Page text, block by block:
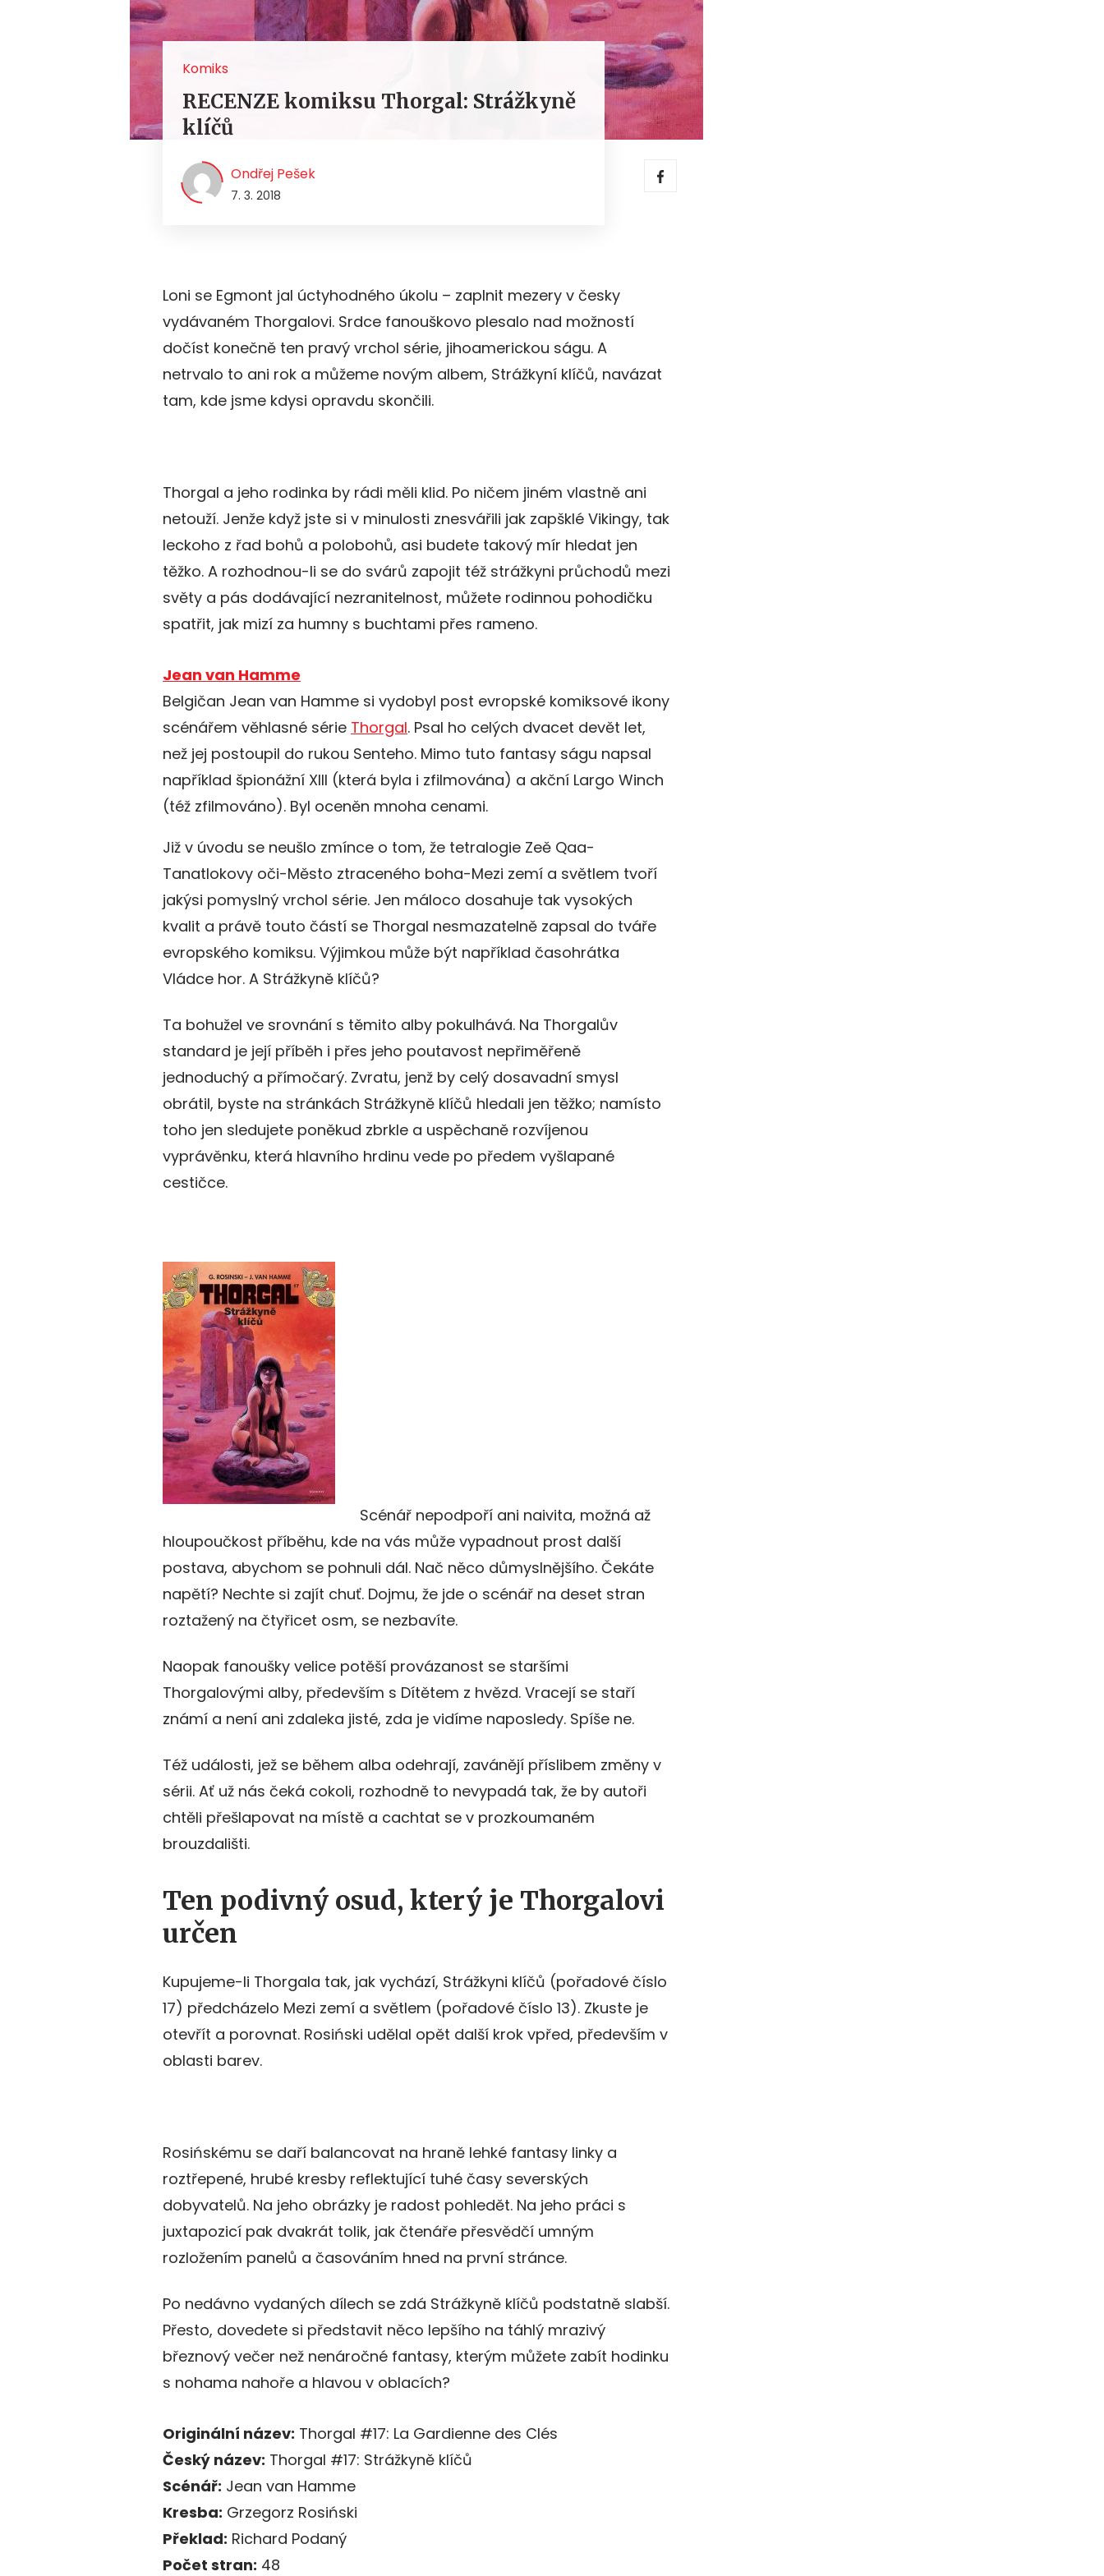
Komiks
RECENZE komiksu Thorgal: Strážkyně
klíčů
Ondřej Pešek
7. 3. 2018
Loni se Egmont jal úctyhodného úkolu – zaplnit mezery v česky
vydávaném Thorgalovi. Srdce fanouškovo plesalo nad možností
dočíst konečně ten pravý vrchol série, jihoamerickou ságu. A
netrvalo to ani rok a můžeme novým albem, Strážkyní klíčů, navázat
tam, kde jsme kdysi opravdu skončili.
Thorgal a jeho rodinka by rádi měli klid. Po ničem jiném vlastně ani
netouží. Jenže když jste si v minulosti znesvářili jak zapšklé Vikingy, tak
leckoho z řad bohů a polobohů, asi budete takový mír hledat jen
těžko. A rozhodnou-li se do svárů zapojit též strážkyni průchodů mezi
světy a pás dodávající nezranitelnost, můžete rodinnou pohodičku
spatřit, jak mizí za humny s buchtami přes rameno.
Jean van Hamme
Belgičan Jean van Hamme si vydobyl post evropské komiksové ikony
scénářem věhlasné série Thorgal. Psal ho celých dvacet devět let,
než jej postoupil do rukou Senteho. Mimo tuto fantasy ságu napsal
například špionážní XIII (která byla i zfilmována) a akční Largo Winch
(též zfilmováno). Byl oceněn mnoha cenami.
Již v úvodu se neušlo zmínce o tom, že tetralogie Zeě Qaa-
Tanatlokovy oči-Město ztraceného boha-Mezi zemí a světlem tvoří
jakýsi pomyslný vrchol série. Jen máloco dosahuje tak vysokých
kvalit a právě touto částí se Thorgal nesmazatelně zapsal do tváře
evropského komiksu. Výjimkou může být například časohrátka
Vládce hor. A Strážkyně klíčů?
Ta bohužel ve srovnání s těmito alby pokulhává. Na Thorgalův
standard je její příběh i přes jeho poutavost nepřiměřeně
jednoduchý a přímočarý. Zvratu, jenž by celý dosavadní smysl
obrátil, byste na stránkách Strážkyně klíčů hledali jen těžko; namísto
toho jen sledujete poněkud zbrkle a uspěchaně rozvíjenou
vyprávěnku, která hlavního hrdinu vede po předem vyšlapané
cestičce.
Scénář nepodpoří ani naivita, možná až
hloupoučkost příběhu, kde na vás může vypadnout prost další
postava, abychom se pohnuli dál. Nač něco důmyslnějšího. Čekáte
napětí? Nechte si zajít chuť. Dojmu, že jde o scénář na deset stran
roztažený na čtyřicet osm, se nezbavíte.
Naopak fanoušky velice potěší provázanost se staršími
Thorgalovými alby, především s Dítětem z hvězd. Vracejí se staří
známí a není ani zdaleka jisté, zda je vidíme naposledy. Spíše ne.
Též události, jež se během alba odehrají, zavánějí příslibem změny v
sérii. Ať už nás čeká cokoli, rozhodně to nevypadá tak, že by autoři
chtěli přešlapovat na místě a cachtat se v prozkoumaném
brouzdališti.
Ten podivný osud, který je Thorgalovi
určen
Kupujeme-li Thorgala tak, jak vychází, Strážkyni klíčů (pořadové číslo
17) předcházelo Mezi zemí a světlem (pořadové číslo 13). Zkuste je
otevřít a porovnat. Rosiński udělal opět další krok vpřed, především v
oblasti barev.
Rosińskému se daří balancovat na hraně lehké fantasy linky a
roztřepené, hrubé kresby reflektující tuhé časy severských
dobyvatelů. Na jeho obrázky je radost pohledět. Na jeho práci s
juxtapozicí pak dvakrát tolik, jak čtenáře přesvědčí umným
rozložením panelů a časováním hned na první stránce.
Po nedávno vydaných dílech se zdá Strážkyně klíčů podstatně slabší.
Přesto, dovedete si představit něco lepšího na táhlý mrazivý
březnový večer než nenáročné fantasy, kterým můžete zabít hodinku
s nohama nahoře a hlavou v oblacích?
Originální název: Thorgal #17: La Gardienne des Clés
Český název: Thorgal #17: Strážkyně klíčů
Scénář: Jean van Hamme
Kresba: Grzegorz Rosiński
Překlad: Richard Podaný
Počet stran: 48